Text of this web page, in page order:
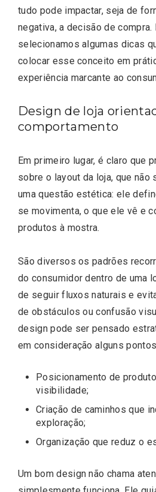
tudo pode impactar, seja de
negativa, a decisão de compra.
selecionamos algumas dicas
colocar esse conceito em
experiência marcante ao
Design de loja
comportamento
Em primeiro lugar, é claro que
sobre o layout da loja, que não
uma questão estética: ele
se movimenta, o que ele vê e
produtos à mostra.
São diversos os padrões
do consumidor dentro de uma
de seguir fluxos naturais e
de obstáculos ou confusão
design pode ser pensado
em consideração alguns
Posicionamento de
visibilidade;
Criação de caminhos que
exploração;
Organização que reduz o
Um bom design não chama